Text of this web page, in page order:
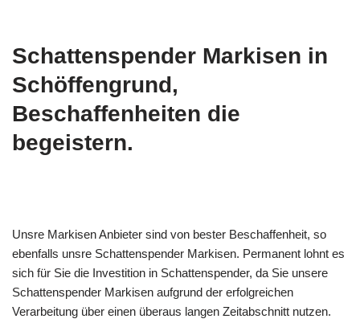
Schattenspender Markisen in
Schöffengrund,
Beschaffenheiten die
begeistern.
Unsre Markisen Anbieter sind von bester Beschaffenheit, so
ebenfalls unsre Schattenspender Markisen. Permanent lohnt es
sich für Sie die Investition in Schattenspender, da Sie unsere
Schattenspender Markisen aufgrund der erfolgreichen
Verarbeitung über einen überaus langen Zeitabschnitt nutzen.